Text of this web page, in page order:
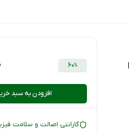
%
60
افزودن به سبد
گارانتی اصالت و سلامت